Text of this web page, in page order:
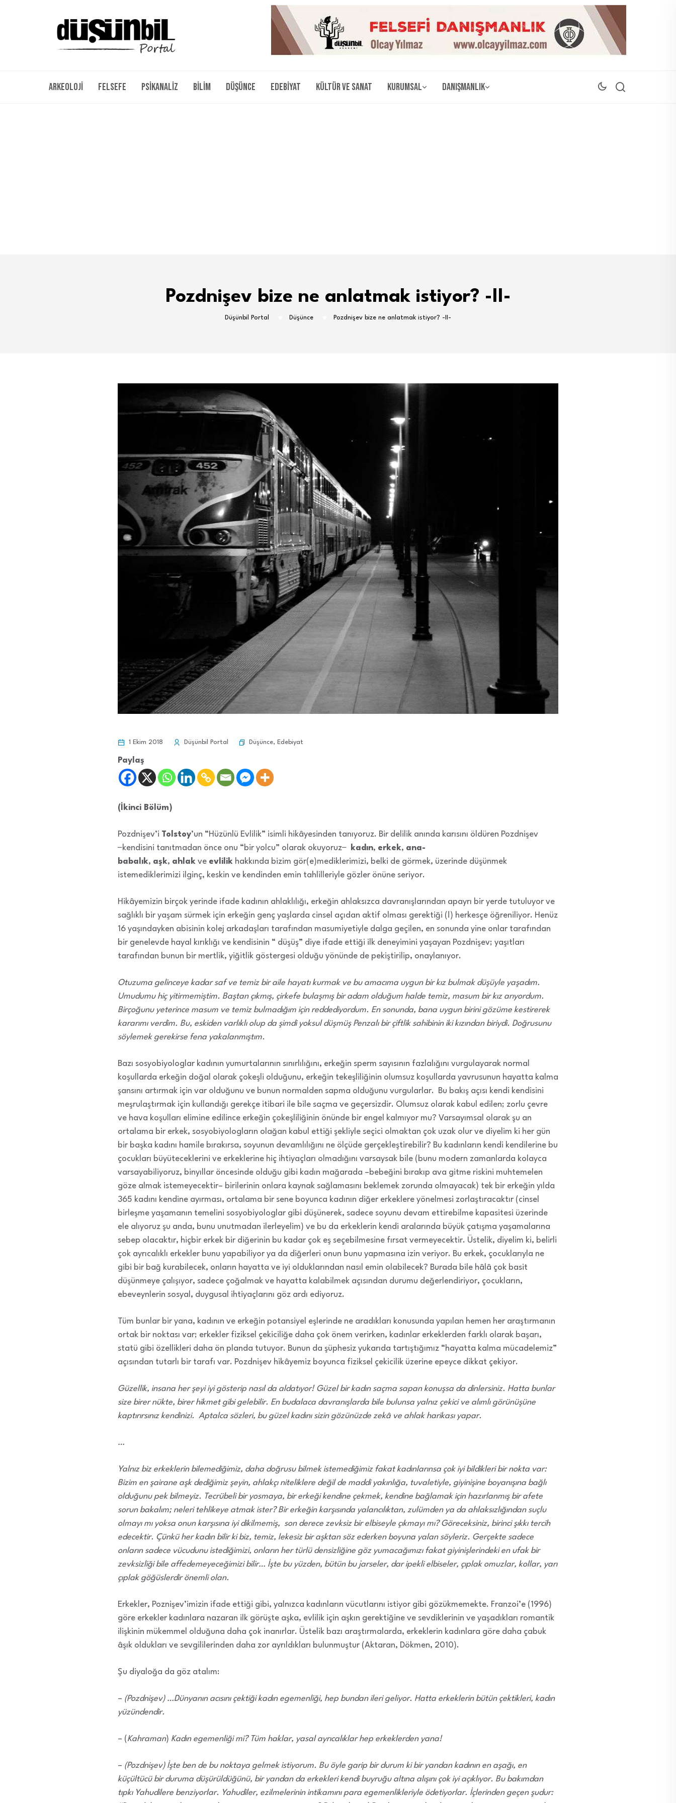
Arkeoloji Felsefe Psikanaliz Bilim Düşünce Edebiyat Kültür ve Sanat Kurumsal Danışmanlık
Pozdnişev bize ne anlatmak istiyor? -II-
Düşünbil Portal Düşünce Pozdnişev bize ne anlatmak istiyor? -II-
1 Ekim 2018 Düşünbil Portal Düşünce, Edebiyat
Paylaş
(İkinci Bölüm)
Pozdnişev’i Tolstoy’un “Hüzünlü Evlilik” isimli hikâyesinden tanıyoruz. Bir delilik anında karısını öldüren Pozdnişev
−kendisini tanıtmadan önce onu “bir yolcu” olarak okuyoruz−
kadın, erkek, ana-
babalık, aşk, ahlak ve evlilik hakkında bizim gör(e)mediklerimizi, belki de görmek, üzerinde düşünmek
istemediklerimizi ilginç, keskin ve kendinden emin tahlilleriyle gözler önüne seriyor.
Hikâyemizin birçok yerinde ifade kadının ahlaklılığı, erkeğin ahlaksızca davranışlarından apayrı bir yerde tutuluyor ve
sağlıklı bir yaşam sürmek için erkeğin genç yaşlarda cinsel açıdan aktif olması gerektiği (!) herkesçe öğreniliyor. Henüz
16 yaşındayken abisinin kolej arkadaşları tarafından masumiyetiyle dalga geçilen, en sonunda yine onlar tarafından
bir genelevde hayal kırıklığı ve kendisinin “ düşüş” diye ifade ettiği ilk deneyimini yaşayan Pozdnişev; yaşıtları
tarafından bunun bir mertlik, yiğitlik göstergesi olduğu yönünde de pekiştirilip, onaylanıyor.
Otuzuma gelinceye kadar saf ve temiz bir aile hayatı kurmak ve bu amacıma uygun bir kız bulmak düşüyle yaşadım.
Umudumu hiç yitirmemiştim. Baştan çıkmış, çirkefe bulaşmış bir adam olduğum halde temiz, masum bir kız arıyordum.
Birçoğunu yeterince masum ve temiz bulmadığım için reddediyordum. En sonunda, bana uygun birini gözüme kestirerek
kararımı verdim. Bu, eskiden varlıklı olup da şimdi yoksul düşmüş Penzalı bir çiftlik sahibinin iki kızından biriydi. Doğrusunu
söylemek gerekirse fena yakalanmıştım.
Bazı sosyobiyologlar kadının yumurtalarının sınırlılığını, erkeğin sperm sayısının fazlalığını vurgulayarak normal
koşullarda erkeğin doğal olarak çokeşli olduğunu, erkeğin tekeşliliğinin olumsuz koşullarda yavrusunun hayatta kalma
şansını artırmak için var olduğunu ve bunun normalden sapma olduğunu vurgularlar. Bu bakış açısı kendi kendisini
meşrulaştırmak için kullandığı gerekçe itibari ile bile saçma ve geçersizdir. Olumsuz olarak kabul edilen; zorlu çevre
ve hava koşulları elimine edilince erkeğin çokeşliliğinin önünde bir engel kalmıyor mu? Varsayımsal olarak şu an
ortalama bir erkek, sosyobiyologların olağan kabul ettiği şekliyle seçici olmaktan çok uzak olur ve diyelim ki her gün
bir başka kadını hamile bırakırsa, soyunun devamlılığını ne ölçüde gerçekleştirebilir? Bu kadınların kendi kendilerine bu
çocukları büyüteceklerini ve erkeklerine hiç ihtiyaçları olmadığını varsaysak bile (bunu modern zamanlarda kolayca
varsayabiliyoruz, binyıllar öncesinde olduğu gibi kadın mağarada –bebeğini bırakıp ava gitme riskini muhtemelen
göze almak istemeyecektir– birilerinin onlara kaynak sağlamasını beklemek zorunda olmayacak) tek bir erkeğin yılda
365 kadını kendine ayırması, ortalama bir sene boyunca kadının diğer erkeklere yönelmesi zorlaştıracaktır (cinsel
birleşme yaşamanın temelini sosyobiyologlar gibi düşünerek, sadece soyunu devam ettirebilme kapasitesi üzerinde
ele alıyoruz şu anda, bunu unutmadan ilerleyelim) ve bu da erkeklerin kendi aralarında büyük çatışma yaşamalarına
sebep olacaktır, hiçbir erkek bir diğerinin bu kadar çok eş seçebilmesine fırsat vermeyecektir. Üstelik, diyelim ki, belirli
çok ayrıcalıklı erkekler bunu yapabiliyor ya da diğerleri onun bunu yapmasına izin veriyor. Bu erkek, çocuklarıyla ne
gibi bir bağ kurabilecek, onların hayatta ve iyi olduklarından nasıl emin olabilecek? Burada bile hâlâ çok basit
düşünmeye çalışıyor, sadece çoğalmak ve hayatta kalabilmek açısından durumu değerlendiriyor, çocukların,
ebeveynlerin sosyal, duygusal ihtiyaçlarını göz ardı ediyoruz.
Tüm bunlar bir yana, kadının ve erkeğin potansiyel eşlerinde ne aradıkları konusunda yapılan hemen her araştırmanın
ortak bir noktası var; erkekler fiziksel çekiciliğe daha çok önem verirken, kadınlar erkeklerden farklı olarak başarı,
statü gibi özellikleri daha ön planda tutuyor. Bunun da şüphesiz yukarıda tartıştığımız “hayatta kalma mücadelemiz”
açısından tutarlı bir tarafı var. Pozdnişev hikâyemiz boyunca fiziksel çekicilik üzerine epeyce dikkat çekiyor.
Güzellik, insana her şeyi iyi gösterip nasıl da aldatıyor! Güzel bir kadın saçma sapan konuşsa da dinlersiniz. Hatta bunlar
size birer nükte, birer hikmet gibi gelebilir. En budalaca davranışlarda bile bulunsa yalnız çekici ve alımlı görünüşüne
kaptırırsınız kendinizi. Aptalca sözleri, bu güzel kadını sizin gözünüzde zekâ ve ahlak harikası yapar.
…
Yalnız biz erkeklerin bilemediğimiz, daha doğrusu bilmek istemediğimiz fakat kadınlarınsa çok iyi bildikleri bir nokta var:
Bizim en şairane aşk dediğimiz şeyin, ahlakçı niteliklere değil de maddi yakınlığa, tuvaletiyle, giyinişine boyanışına bağlı
olduğunu pek bilmeyiz. Tecrübeli bir yosmaya, bir erkeği kendine çekmek, kendine bağlamak için hazırlanmış bir afete
sorun bakalım; neleri tehlikeye atmak ister? Bir erkeğin karşısında yalancılıktan, zulümden ya da ahlaksızlığından suçlu
olmayı mı yoksa onun karşısına iyi dikilmemiş, son derece zevksiz bir elbiseyle çıkmayı mı? Göreceksiniz, birinci şıkkı tercih
edecektir. Çünkü her kadın bilir ki biz, temiz, lekesiz bir aşktan söz ederken boyuna yalan söyleriz. Gerçekte sadece
onların sadece vücudunu istediğimizi, onların her türlü densizliğine göz yumacağımızı fakat giyinişlerindeki en ufak bir
zevksizliği bile affedemeyeceğimizi bilir… İşte bu yüzden, bütün bu jarseler, dar ipekli elbiseler, çıplak omuzlar, kollar, yarı
çıplak göğüslerdir önemli olan.
Erkekler, Poznişev’imizin ifade ettiği gibi, yalnızca kadınların vücutlarını istiyor gibi gözükmemekte. Franzoi’e (1996)
göre erkekler kadınlara nazaran ilk görüşte aşka, evlilik için aşkın gerektiğine ve sevdiklerinin ve yaşadıkları romantik
ilişkinin mükemmel olduğuna daha çok inanırlar. Üstelik bazı araştırmalarda, erkeklerin kadınlara göre daha çabuk
âşık oldukları ve sevgililerinden daha zor ayrıldıkları bulunmuştur (Aktaran, Dökmen, 2010).
Şu diyaloğa da göz atalım:
– (Pozdnişev) …Dünyanın acısını çektiği kadın egemenliği, hep bundan ileri geliyor. Hatta erkeklerin bütün çektikleri, kadın
yüzündendir.
– (Kahraman) Kadın egemenliği mi? Tüm haklar, yasal ayrıcalıklar hep erkeklerden yana!
– (Pozdnişev) İşte ben de bu noktaya gelmek istiyorum. Bu öyle garip bir durum ki bir yandan kadının en aşağı, en
küçültücü bir duruma düşürüldüğünü, bir yandan da erkekleri kendi buyruğu altına alışını çok iyi açıklıyor. Bu bakımdan
tıpkı Yahudilere benziyorlar. Yahudiler, ezilmelerinin intikamını para egemenlikleriyle ödetiyorlar. İçlerinden geçen şudur: